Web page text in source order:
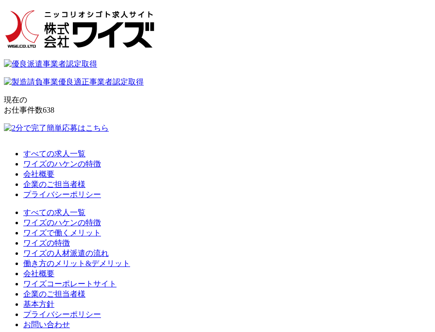
現在の
お仕事件数638
すべての求人一覧
ワイズのハケンの特徴
会社概要
企業のご担当者様
プライバシーポリシー
すべての求人一覧
ワイズのハケンの特徴
ワイズで働くメリット
ワイズの特徴
ワイズの人材派遣の流れ
働き方のメリット&デメリット
会社概要
ワイズコーポレートサイト
企業のご担当者様
基本方針
プライバシーポリシー
お問い合わせ